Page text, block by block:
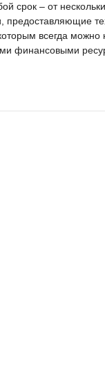
срок – от
предоставляющие
всегда
финансовыми